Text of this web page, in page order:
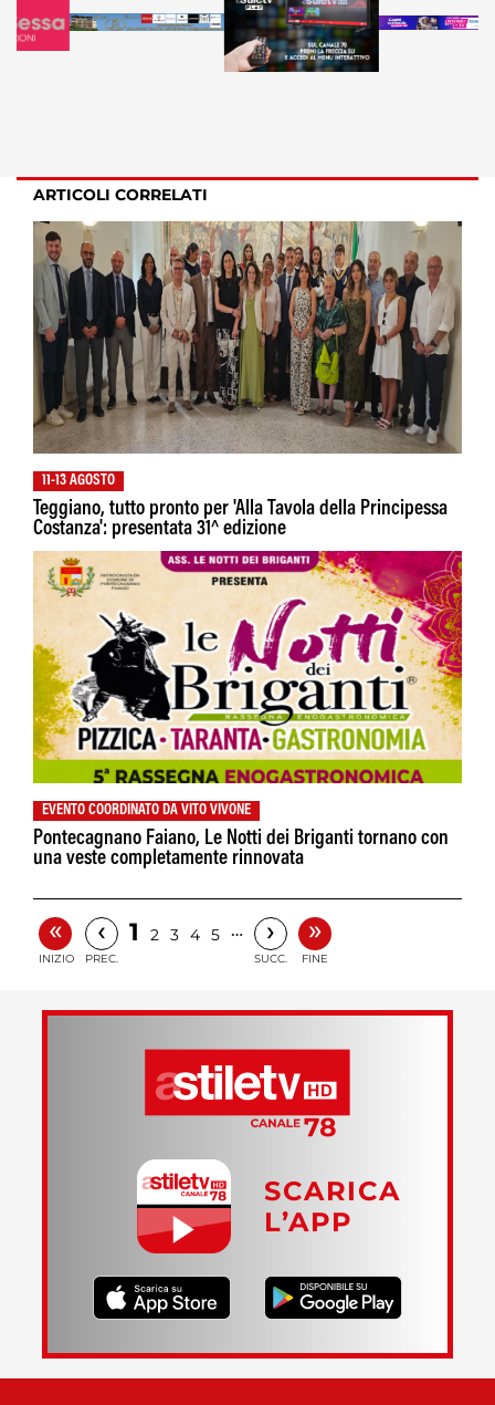
ARTICOLI CORRELATI
11-13 AGOSTO
Teggiano, tutto pronto per 'Alla Tavola della Principessa
Costanza': presentata 31^ edizione
EVENTO COORDINATO DA VITO VIVONE
Pontecagnano Faiano, Le Notti dei Briganti tornano con
una veste completamente rinnovata
«
INIZIO
‹
PREC.
1 2 3 4 5 … ›
SUCC.
»
FINE
SCARICA
L’APP